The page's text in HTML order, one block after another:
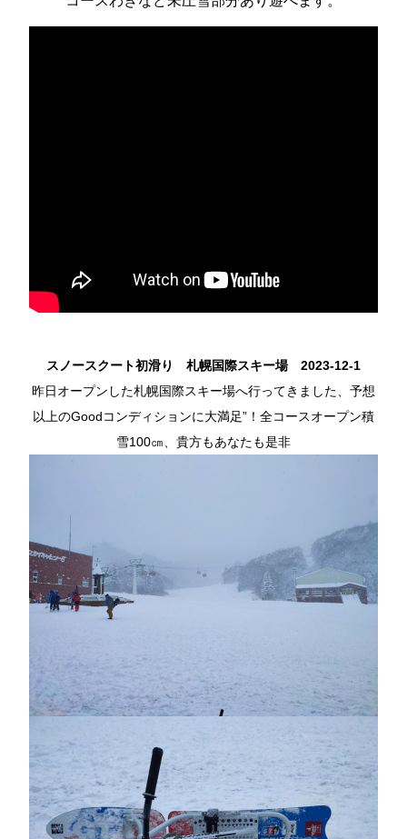
スノースクート初滑り 札幌国際スキー場 2023-12-1
昨日オープンした札幌国際スキー場へ行ってきました、予想
以上のGoodコンディションに大満足”！全コースオープン積
雪100㎝、貴方もあなたも是非